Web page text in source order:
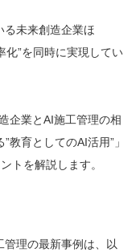
る未来創造企業ほ
化”を同時に実現してい
企業とAI施工管理の相
教育としてのAI活用”」
トを解説します。
理の最新事例は、以